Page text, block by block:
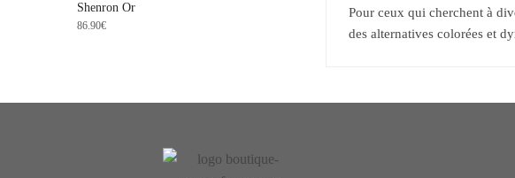
Pour ceux qui cherchent à
des alternatives colorées et
Shenron Or
86.90€